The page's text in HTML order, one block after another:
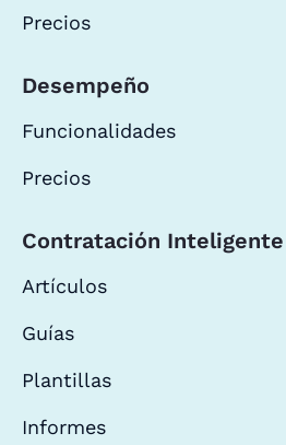
Precios
Desempeño
Funcionalidades
Precios
Contratación Inteligente
Artículos
Guías
Plantillas
Informes